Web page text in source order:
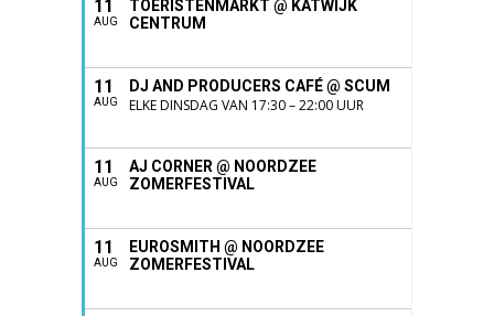
11
AUG
TOERISTENMARKT @ KATWIJK
CENTRUM
11
AUG
DJ AND PRODUCERS CAFÉ @ SCUM
ELKE DINSDAG VAN 17:30 – 22:00 UUR
11
AUG
AJ CORNER @ NOORDZEE
ZOMERFESTIVAL
11
AUG
EUROSMITH @ NOORDZEE
ZOMERFESTIVAL